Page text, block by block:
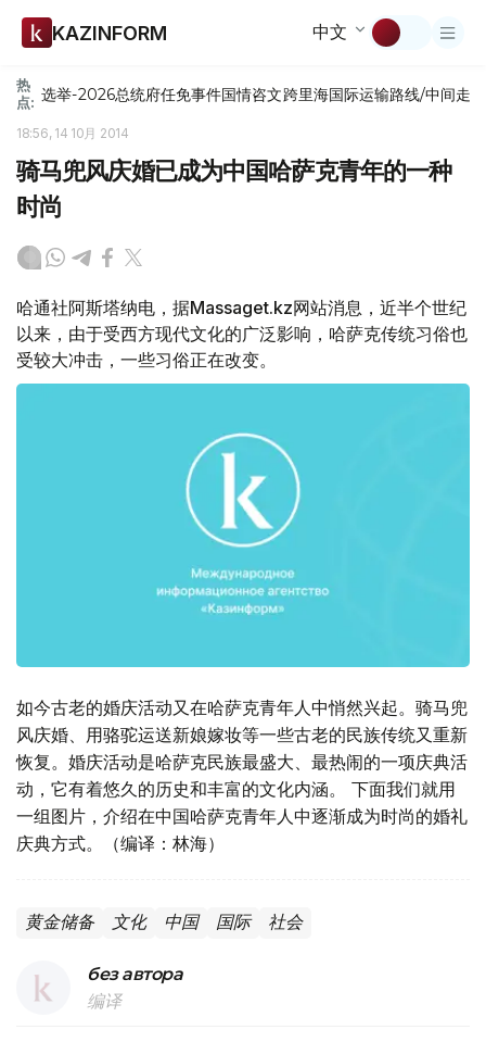
KAZINFORM 中文
热
点: 选举-2026总统府任免事件国情咨文跨里海国际运输路线/中间走廊
18:56, 14 10月 2014
骑马兜风庆婚已成为中国哈萨克青年的一种
时尚
哈通社阿斯塔纳电，据Massaget.kz网站消息，近半个世纪
以来，由于受西方现代文化的广泛影响，哈萨克传统习俗也
受较大冲击，一些习俗正在改变。
如今古老的婚庆活动又在哈萨克青年人中悄然兴起。骑马兜
风庆婚、用骆驼运送新娘嫁妆等一些古老的民族传统又重新
恢复。婚庆活动是哈萨克民族最盛大、最热闹的一项庆典活
动，它有着悠久的历史和丰富的文化内涵。 下面我们就用
一组图片，介绍在中国哈萨克青年人中逐渐成为时尚的婚礼
庆典方式。（编译：林海）
黄金储备 文化 中国 国际 社会
без автора
编译